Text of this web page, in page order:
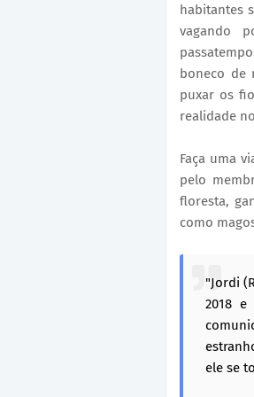
habitantes
vagando
boneco de
puxar os
realidade
Faça uma
pelo
floresta,
como
"Jordi
2018 e
ele se